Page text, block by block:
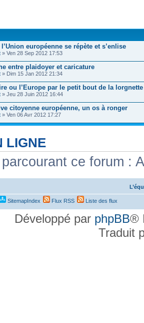
européenne se répète et s’enlise
» Ven 28 Sep 2012 17:53
entre plaidoyer et caricature
» Dim 15 Jan 2012 21:34
ou l’Europe par le petit bout de la lorgnette
» Jeu 28 Juin 2012 16:44
citoyenne européenne, un os à ronger
» Ven 06 Avr 2012 17:27
LIGNE
ce forum :
SitemapIndex Flux RSS Liste des flux
Développé par phpBB®
Traduit